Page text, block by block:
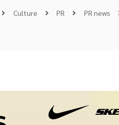
Culture PR PR news